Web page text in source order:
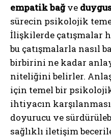
empatik bağve
sürecin psikolojik
İlişkilerde çatışmalar
bu çatışmalarla nasıl
birbirini ne kadar
niteliğini belirler.
için temel bir
ihtiyacın
doyurucu ve
sağlıklı iletişim